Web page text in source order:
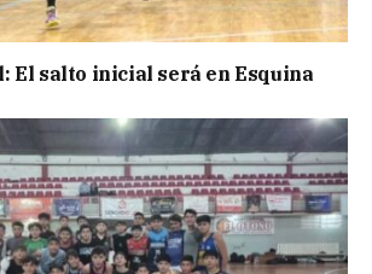
El salto inicial será en Esquina